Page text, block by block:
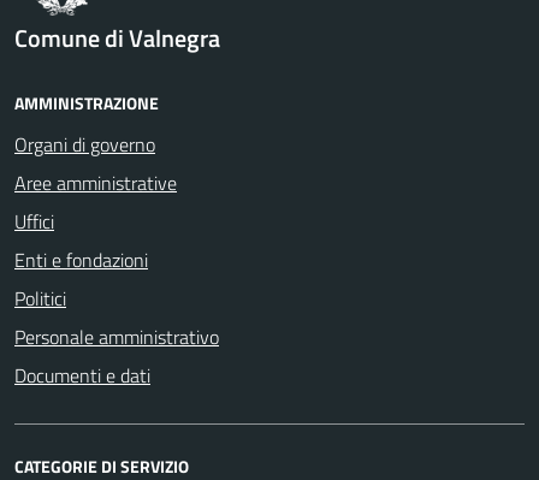
Comune di Valnegra
AMMINISTRAZIONE
Organi di governo
Aree amministrative
Uffici
Enti e fondazioni
Politici
Personale amministrativo
Documenti e dati
CATEGORIE DI SERVIZIO